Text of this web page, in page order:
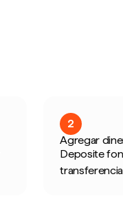
2
Agregar
Deposite